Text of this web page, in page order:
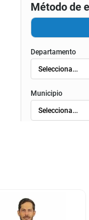
Método de
Departamento
Municipio